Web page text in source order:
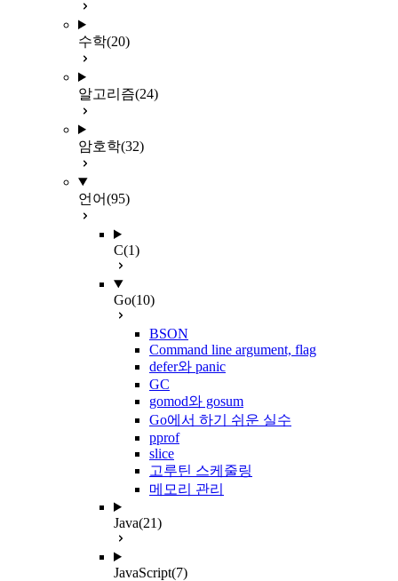
수학(20)
알고리즘(24)
암호학(32)
언어(95)
C(1)
Go(10)
BSON
Command line argument, flag
defer와 panic
GC
gomod와 gosum
Go에서 하기 쉬운 실수
pprof
slice
고루틴 스케줄링
메모리 관리
Java(21)
JavaScript(7)